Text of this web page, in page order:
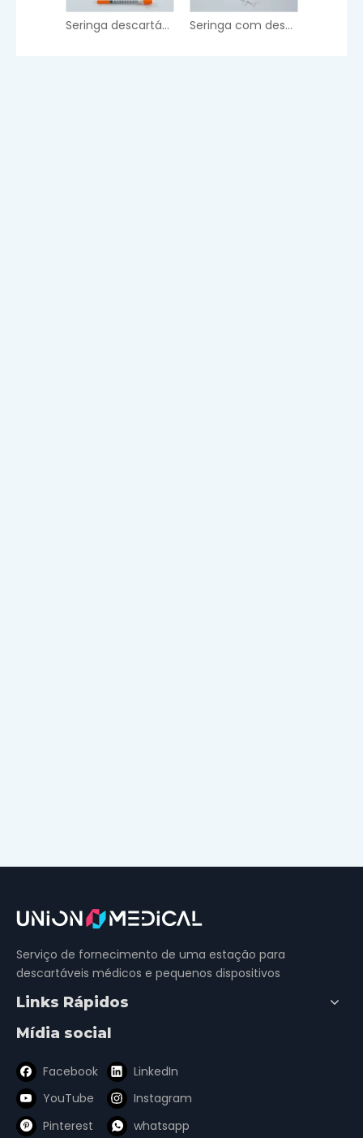
Seringa descartável Seringa com desativação automática
Serviço de fornecimento de uma estação para
descartáveis ​​médicos e pequenos dispositivos
Links Rápidos
Mídia social
Facebook
LinkedIn
YouTube
Instagram
Pinterest
whatsapp